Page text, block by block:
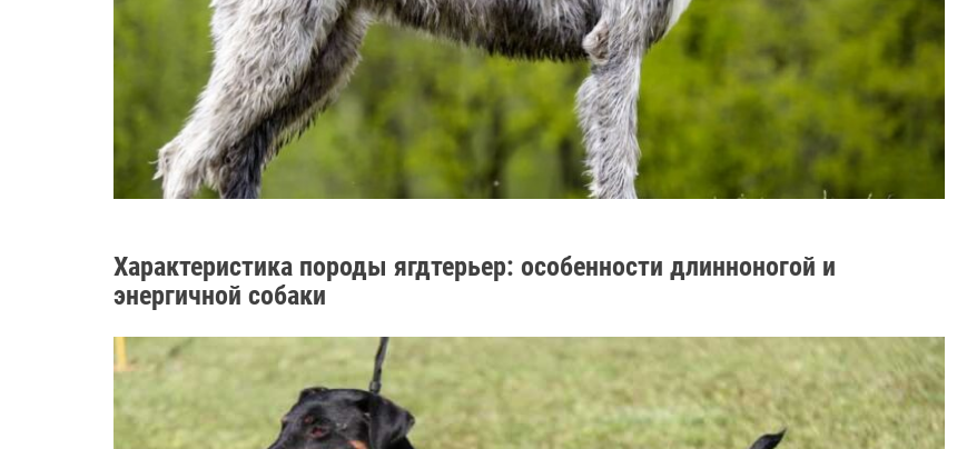
Характеристика породы ягдтерьер: особенности длинноногой и
энергичной собаки